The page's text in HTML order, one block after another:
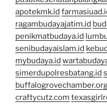
apotekmk.id
ragambudayajatim.id
penikmatbudaya.id
senibudayaislam.id
mybudaya.id
simerdupolresbatang.id
craftycutz.com